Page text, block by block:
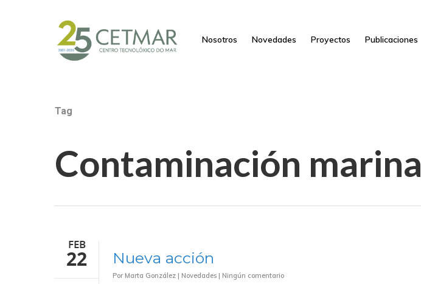
Nosotros Novedades Proyectos Publicaciones
Tag
Contaminación marina
FEB
22 Nueva acción
Por Marta González | Novedades | Ningún comentario